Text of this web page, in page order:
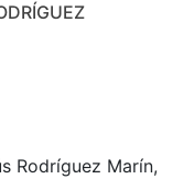
Rodríguez Marín,